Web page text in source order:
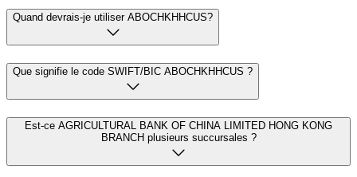
Quand devrais-je utiliser ABOCHKHHCUS?
Que signifie le code SWIFT/BIC ABOCHKHHCUS ?
Est-ce AGRICULTURAL BANK OF CHINA LIMITED HONG KONG
BRANCH plusieurs succursales ?